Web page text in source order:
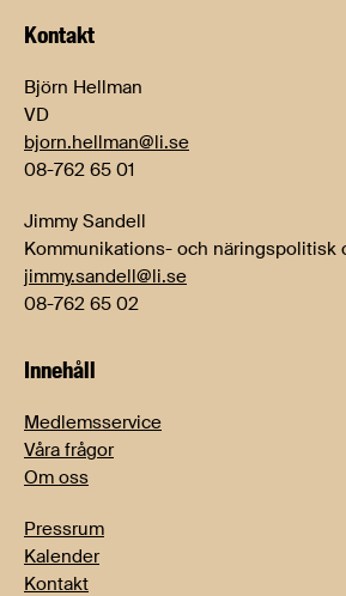
Kontakt
Björn Hellman
VD
bjorn.hellman@li.se
08-762 65 01
Jimmy Sandell
Kommunikations- och näringspolitisk
jimmy.sandell@li.se
08-762 65 02
Innehåll
Medlemsservice
Våra frågor
Om oss
Pressrum
Kalender
Kontakt